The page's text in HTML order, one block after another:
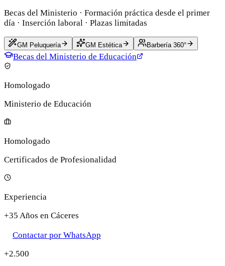
Becas del Ministerio · Formación práctica desde el primer
día · Inserción laboral · Plazas limitadas
GM Peluquería GM Estética Barbería 360°
Becas del Ministerio de Educación
Homologado
Ministerio de Educación
Homologado
Certificados de Profesionalidad
Experiencia
+35 Años en Cáceres
Contactar por WhatsApp
+2.500